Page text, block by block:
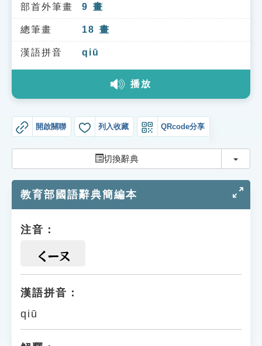
知識索引
單字索引
生命大百科索引
教學應用
貓頭鷹博士
部首外筆畫 9 畫
總筆畫 18 畫
漢語拼音 qiū
播放
開啟關聯 列入收藏 QRcode分享
切換辭典 切換
教育部國語辭典簡編本
注音：
ㄑㄧㄡ
漢語拼音：
qiū